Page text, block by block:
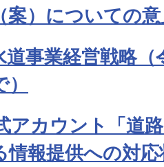
案）についての
道事業経営戦略
アカウント「道
情報提供への対応